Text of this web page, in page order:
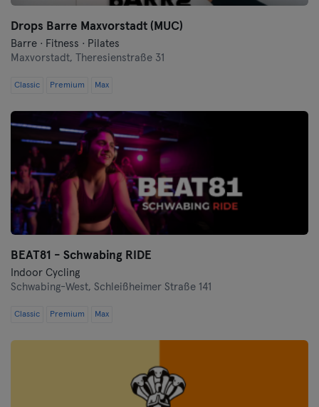
Drops Barre Maxvorstadt (MUC)
Barre · Fitness · Pilates
Maxvorstadt,
Theresienstraße 31
Classic Premium Max
BEAT81 - Schwabing RIDE
Indoor Cycling
Schwabing-West, Schleißheimer Straße 141
Classic Premium Max
Oberhausen
Passau
Ravensburg
Ratisbona
Reutlingen
Rostock
Saarbrücken
Saarlouis